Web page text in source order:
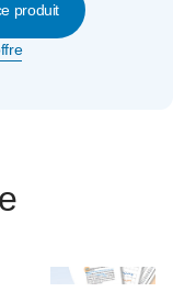
produit